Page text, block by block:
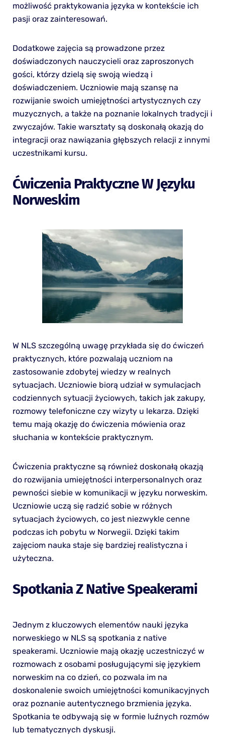
możliwość praktykowania języka w kontekście ich
pasji oraz zainteresowań.
Dodatkowe zajęcia są prowadzone przez
doświadczonych nauczycieli oraz zaproszonych
gości, którzy dzielą się swoją wiedzą i
doświadczeniem. Uczniowie mają szansę na
rozwijanie swoich umiejętności artystycznych czy
muzycznych, a także na poznanie lokalnych tradycji i
zwyczajów. Takie warsztaty są doskonałą okazją do
integracji oraz nawiązania głębszych relacji z innymi
uczestnikami kursu.
Ćwiczenia Praktyczne W Języku
Norweskim
W NLS szczególną uwagę przykłada się do ćwiczeń
praktycznych, które pozwalają uczniom na
zastosowanie zdobytej wiedzy w realnych
sytuacjach. Uczniowie biorą udział w symulacjach
codziennych sytuacji życiowych, takich jak zakupy,
rozmowy telefoniczne czy wizyty u lekarza. Dzięki
temu mają okazję do ćwiczenia mówienia oraz
słuchania w kontekście praktycznym.
Ćwiczenia praktyczne są również doskonałą okazją
do rozwijania umiejętności interpersonalnych oraz
pewności siebie w komunikacji w języku norweskim.
Uczniowie uczą się radzić sobie w różnych
sytuacjach życiowych, co jest niezwykle cenne
podczas ich pobytu w Norwegii. Dzięki takim
zajęciom nauka staje się bardziej realistyczna i
użyteczna.
Spotkania Z Native Speakerami
Jednym z kluczowych elementów nauki języka
norweskiego w NLS są spotkania z native
speakerami. Uczniowie mają okazję uczestniczyć w
rozmowach z osobami posługującymi się językiem
norweskim na co dzień, co pozwala im na
doskonalenie swoich umiejętności komunikacyjnych
oraz poznanie autentycznego brzmienia języka.
Spotkania te odbywają się w formie luźnych rozmów
lub tematycznych dyskusji.